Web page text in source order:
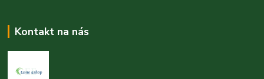
Kontakt na nás